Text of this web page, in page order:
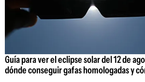
Guía para ver el eclipse solar del 12 de
dónde conseguir gafas homologadas y